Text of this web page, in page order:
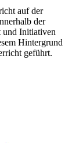
auf der
der
und Initiativen
Hintergrund
geführt.